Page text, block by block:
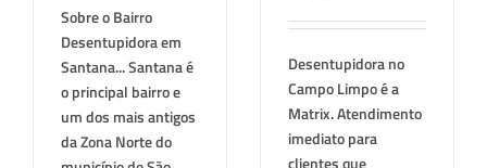
Sobre o Bairro
Desentupidora em
Santana... Santana é
o principal bairro e
um dos mais antigos
da Zona Norte do
Desentupidora no
Campo Limpo é a
Matrix. Atendimento
imediato para
clientes que